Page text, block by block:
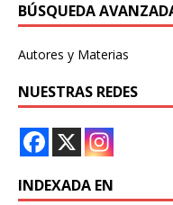
BÚSQUEDA
Autores y Materias
NUESTRAS REDES
INDEXADA EN